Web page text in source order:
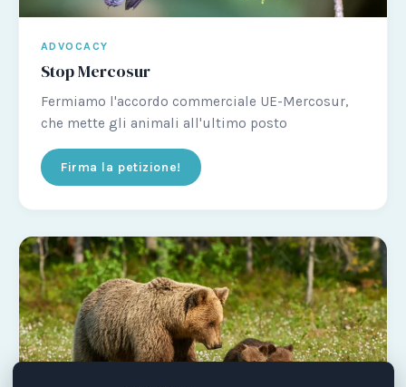
ADVOCACY
Stop Mercosur
Fermiamo l'accordo commerciale UE-Mercosur,
che mette gli animali all'ultimo posto
Firma la petizione!